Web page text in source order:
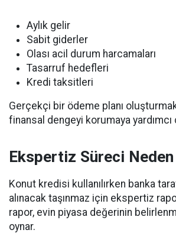
Aylık gelir
Sabit giderler
Olası acil durum harcamaları
Tasarruf hedefleri
Kredi taksitleri
Gerçekçi bir ödeme planı
finansal dengeyi korumaya yardımcı
Ekspertiz Süreci
Konut kredisi kullanılırken banka
alınacak taşınmaz için ekspertiz
rapor, evin piyasa değerinin
oynar.